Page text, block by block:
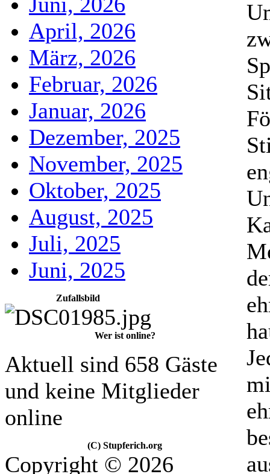
April, 2026
März, 2026
Februar, 2026
Januar, 2026
Dezember, 2025
November, 2025
Oktober, 2025
August, 2025
Juli, 2025
Juni, 2025
Zufallsbild
Wer ist online?
Aktuell sind 658 Gäste
und keine Mitglieder
online
(C) Stupferich.org
Copyright © 2026